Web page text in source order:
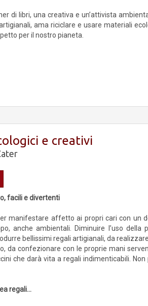
di libri, una creativa e un’attivista
ama riciclare e usare materiali
per il nostro pianeta.
e creativi
facili e divertenti
manifestare affetto ai propri cari con un
anche ambientali. Diminuire l’uso
bellissimi regali artigianali, da
da confezionare con le proprie mani
che darà vita a regali indimenticabili.
regali...